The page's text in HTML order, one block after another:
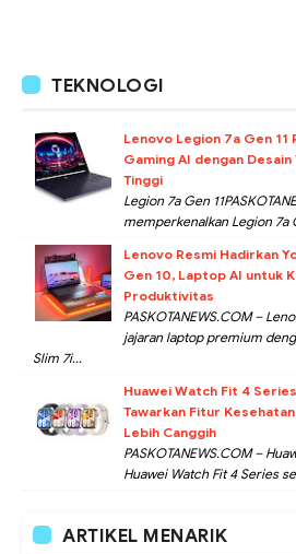
TEKNOLOGI
Lenovo Legion 7a Gen 11
Gaming AI dengan
Tinggi
Legion 7a Gen
memperkenalkan Legion 7a
Lenovo Resmi Hadirkan
Gen 10, Laptop AI untuk
Produktivitas
PASKOTANEWS.COM –
jajaran laptop premium
Slim 7i...
Huawei Watch Fit 4
Tawarkan Fitur
Lebih Canggih
PASKOTANEWS.COM –
Huawei Watch Fit 4 Series
ARTIKEL MENARIK